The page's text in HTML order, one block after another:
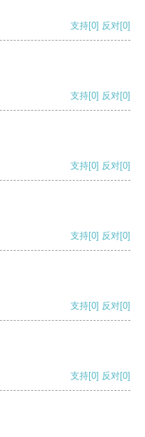
支持[0] 反对[0]
支持[0] 反对[0]
支持[0] 反对[0]
支持[0] 反对[0]
支持[0] 反对[0]
支持[0] 反对[0]